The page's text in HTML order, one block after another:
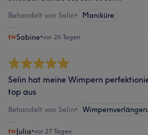
Behandelt von Selin• Maniküre
Sabine•vor 26 Tagen
Selin hat meine Wimpern
top aus
Behandelt von Selin•
Julia•vor 27 Tagen